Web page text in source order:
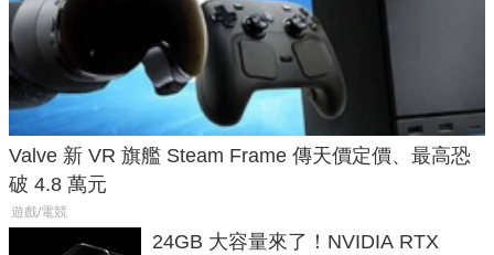
Valve 新 VR 旗艦 Steam Frame 傳天價定價、最高恐
破 4.8 萬元
遊戲/電競
24GB 大容量來了！NVIDIA RTX